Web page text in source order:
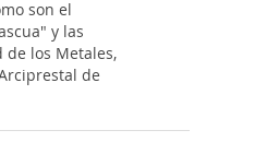
son el
y las
los Metales,
de